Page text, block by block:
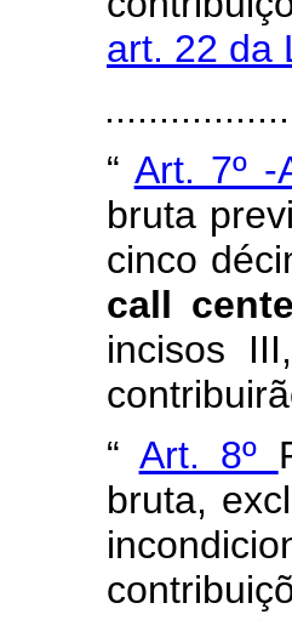
art. 22 da
“ Art. 7º
bruta
cinco
call
incisos
“ Art. 8º
bruta,